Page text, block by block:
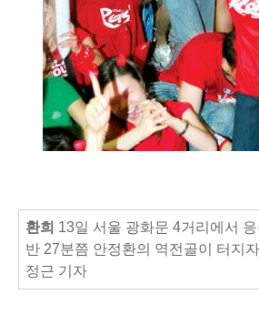
환희 13일 서울 광화문 4거리에서
반 27분쯤 안정환의 역전골이 터지
정근 기자